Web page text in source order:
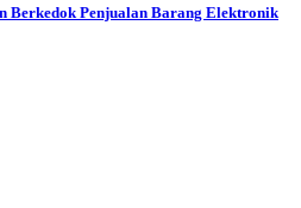
Berkedok Penjualan Barang Elektronik